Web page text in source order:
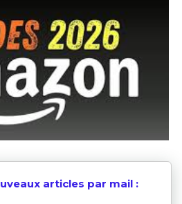
articles par mail :